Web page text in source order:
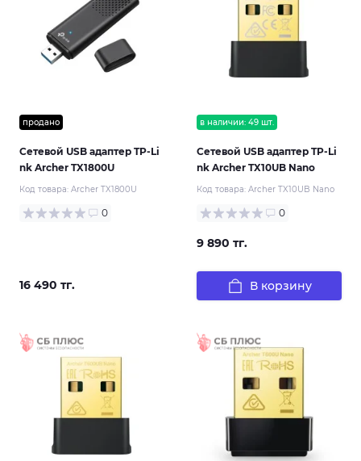
продано
Сетевой USB адаптер TP-Li
nk Archer TX1800U
Код товара: Archer TX1800U
0
16 490 тг.
в наличии: 49 шт.
Сетевой USB адаптер TP-Li
nk Archer TX10UB Nano
Код товара: Archer TX10UB Nano
0
9 890 тг.
В корзину